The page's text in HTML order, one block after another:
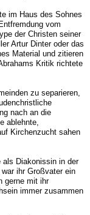
im Haus des Sohnes
vom
der Christen seiner
Artur Dinter oder das
Material und zitieren
Kritik richtete
zu separieren,
nach an die
ablehnte,
Kirchenzucht sahen
als Diakonissin in der
ihr Großvater ein
gerne mit ihr
immer zusammen